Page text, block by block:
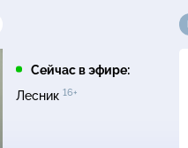
Сейчас в эфире:
Лесник 16+
21:30
Неизвестная Россия